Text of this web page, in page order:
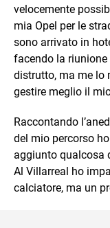
velocemente
mia Opel per le
sono arrivato in
facendo la
distrutto, ma me lo
gestire meglio il
Raccontando
del mio percorso
aggiunto qualcosa
Al Villarreal ho
calciatore, ma un